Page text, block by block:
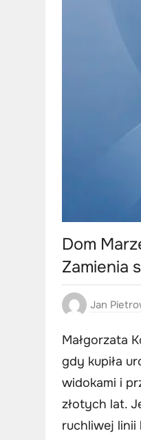
Dom
Zamienia
Jan
Małgorzata
gdy kupiła
widokami i
złotych lat.
ruchliwej linii